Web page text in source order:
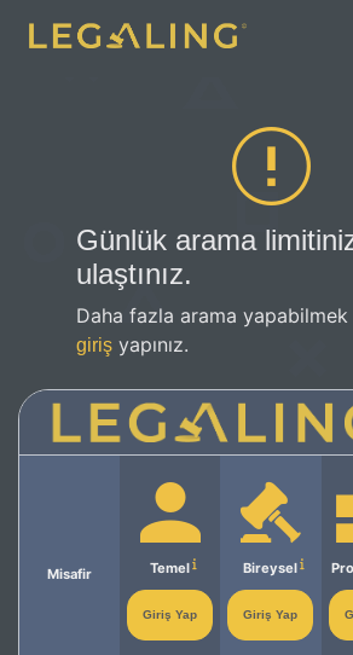
Günlük arama
ulaştınız.
Daha fazla arama
giriş yapınız.
Misafir Temel
Giriş Yap
Bireysel
Giriş Yap